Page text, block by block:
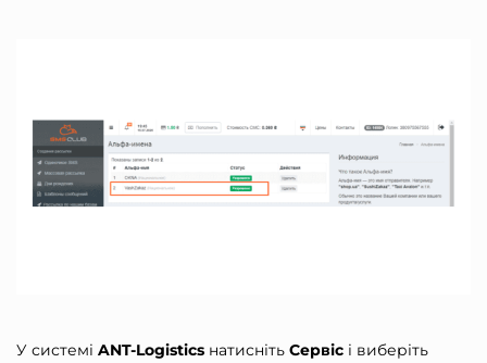
У системі ANT-Logistics натисніть Сервіс і виберіть